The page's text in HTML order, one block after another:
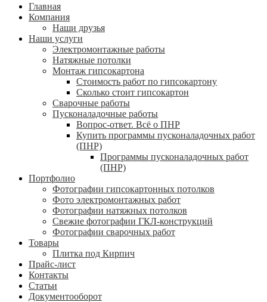
Главная
Компания
Наши друзья
Наши услуги
Электромонтажные работы
Натяжные потолки
Монтаж гипсокартона
Стоимость работ по гипсокартону
Сколько стоит гипсокартон
Сварочные работы
Пусконаладочные работы
Вопрос-ответ. Всё о ПНР
Купить программы пусконаладочных работ
(ПНР)
Программы пусконаладочных работ
(ПНР)
Портфолио
Фотографии гипсокартонных потолков
Фото электромонтажных работ
Фотографии натяжных потолков
Свежие фотографии ГКЛ-конструкций
Фотографии сварочных работ
Товары
Плитка под Кирпич
Прайс-лист
Контакты
Статьи
Документооборот